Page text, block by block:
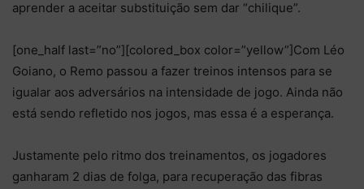
aprender a aceitar substituição sem dar “chilique”.
[one_half last=”no”][colored_box color=”yellow”]Com Léo
Goiano, o Remo passou a fazer treinos intensos para se
igualar aos adversários na intensidade de jogo. Ainda não
está sendo refletido nos jogos, mas essa é a esperança.
Justamente pelo ritmo dos treinamentos, os jogadores
ganharam 2 dias de folga, para recuperação das fibras